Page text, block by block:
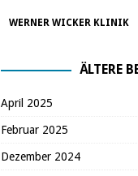
WERNER WICKER KLINIK
ÄLTERE
April 2025
Februar 2025
Dezember 2024